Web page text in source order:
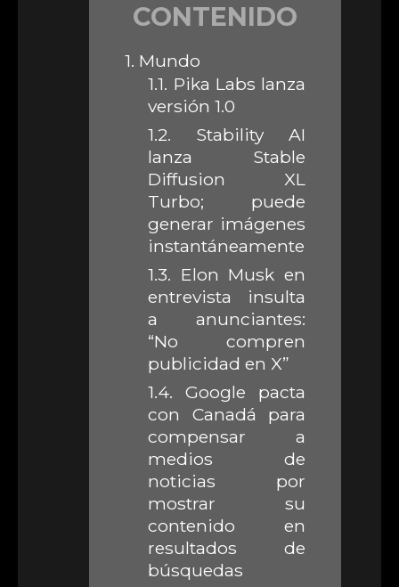
CONTENIDO
1. Mundo
1.1. Pika Labs lanza
versión 1.0
1.2. Stability AI
lanza Stable
Diffusion XL
Turbo; puede
generar imágenes
instantáneamente
1.3. Elon Musk en
entrevista insulta
a anunciantes:
“No compren
publicidad en X”
1.4. Google pacta
con Canadá para
compensar a
medios de
noticias por
mostrar su
contenido en
resultados de
búsquedas